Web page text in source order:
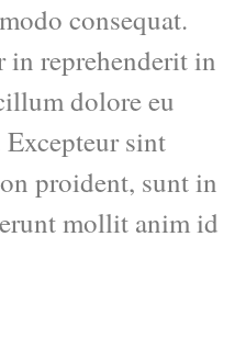
consequat.
reprehenderit in
dolore eu
sint
proident, sunt in
mollit anim id